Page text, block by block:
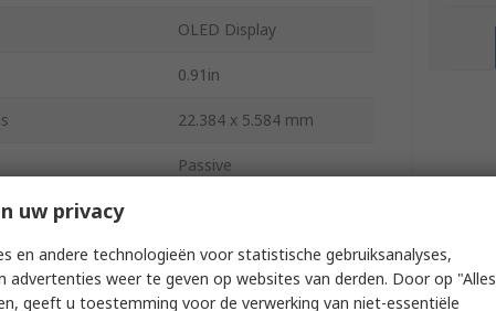
OLED Display
0.91in
22.384 x 5.584 mm
Passive
SPI
2000:1
uw privacy
en andere technologieën voor statistische gebruiksanalyses,
advertenties weer te geven op websites van derden. Door op "Alles
geeft u toestemming voor de verwerking van niet-essentiële